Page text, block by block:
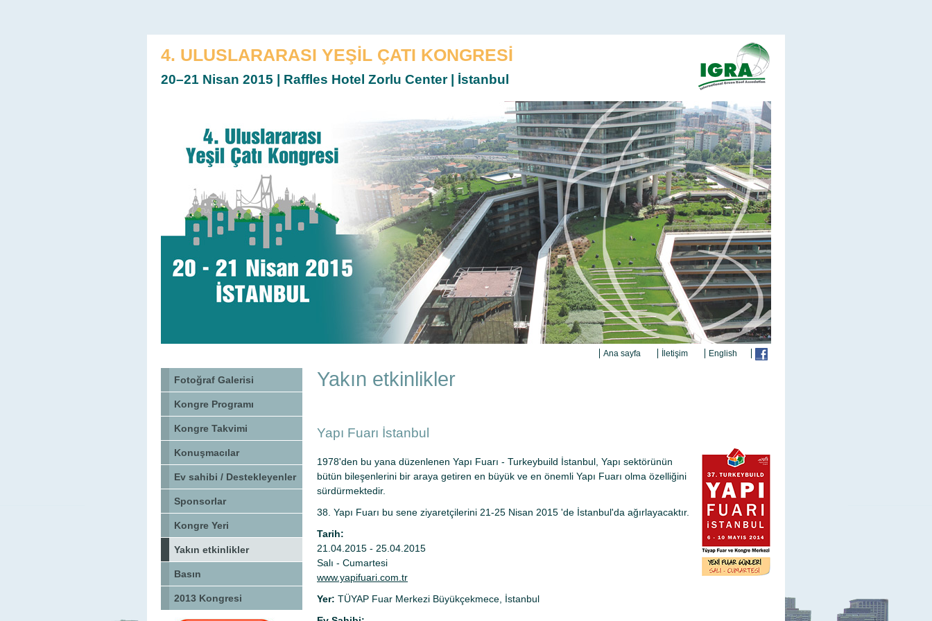
4. ULUSLARARASI YEŞİL ÇATI KONGRESİ
20–21 Nisan 2015 | Raffles Hotel Zorlu Center | İstanbul
Fotoğraf Galerisi
Kongre Programı
Kongre Takvimi
Konuşmacılar
Ev sahibi / Destekleyenler
Sponsorlar
Kongre Yeri
Yakın etkinlikler
Basın
2013 Kongresi
Ana sayfa İletişim English
Yakın etkinlikler
Yapı Fuarı İstanbul
1978'den bu yana düzenlenen Yapı Fuarı - Turkeybuild İstanbul, Yapı sektörünün
bütün bileşenlerini bir araya getiren en büyük ve en önemli Yapı Fuarı olma özelliğini
sürdürmektedir.
38. Yapı Fuarı bu sene ziyaretçilerini 21-25 Nisan 2015 'de İstanbul'da ağırlayacaktır.
Tarih:
21.04.2015 - 25.04.2015
Salı - Cumartesi
www.yapifuari.com.tr
Yer: TÜYAP Fuar Merkezi Büyükçekmece, İstanbul